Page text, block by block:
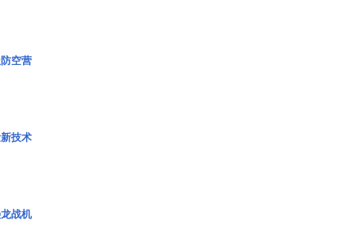
空营
技术
战机